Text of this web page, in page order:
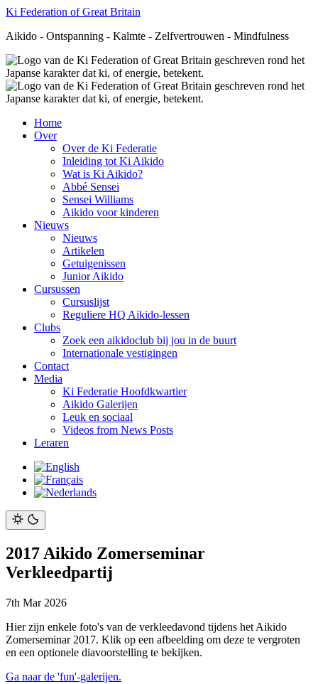
Ki Federation of Great Britain
Aikido - Ontspanning - Kalmte - Zelfvertrouwen - Mindfulness
Home
Over
Over de Ki Federatie
Inleiding tot Ki Aikido
Wat is Ki Aikido?
Abbé Sensei
Sensei Williams
Aikido voor kinderen
Nieuws
Nieuws
Artikelen
Getuigenissen
Junior Aikido
Cursussen
Cursuslijst
Reguliere HQ Aikido-lessen
Clubs
Zoek een aikidoclub bij jou in de buurt
Internationale vestigingen
Contact
Media
Ki Federatie Hoofdkwartier
Aikido Galerijen
Leuk en sociaal
Videos from News Posts
Leraren
2017 Aikido Zomerseminar
Verkleedpartij
7th Mar 2026
Hier zijn enkele foto's van de verkleedavond tijdens het Aikido
Zomerseminar 2017. Klik op een afbeelding om deze te vergroten
en een optionele diavoorstelling te bekijken.
Ga naar de 'fun'-galerijen.